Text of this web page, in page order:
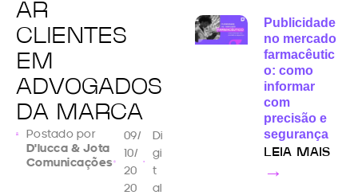
AR
CLIENTES
EM
ADVOGADOS
DA MARCA
Postado por
D'lucca & Jota
Comunicações
09/
10/
20
20
Di
gi
t
al
Publicidade
no mercado
farmacêutic
o: como
informar
com
precisão e
segurança
LEIA MAIS
→